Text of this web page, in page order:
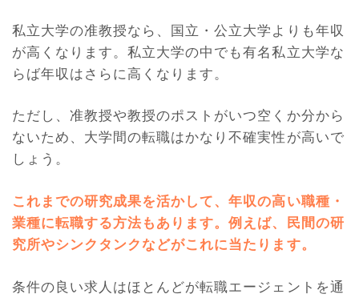
私立大学の准教授なら、国立・公立大学よりも年収
が高くなります。私立大学の中でも有名私立大学な
らば年収はさらに高くなります。
ただし、准教授や教授のポストがいつ空くか分から
ないため、大学間の転職はかなり不確実性が高いで
しょう。
これまでの研究成果を活かして、年収の高い職種・
業種に転職する方法もあります。例えば、民間の研
究所やシンクタンクなどがこれに当たります。
条件の良い求人はほとんどが転職エージェントを通